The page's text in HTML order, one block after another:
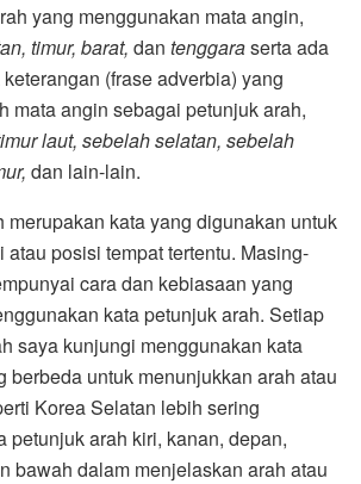
yang menggunakan mata angin,
timur, barat, dan tenggaraserta ada
(frase adverbia) yang
mata angin sebagai petunjuk arah,
laut, sebelah selatan, sebelah
dan lain-lain.
merupakan kata yang digunakan untuk
posisi tempat tertentu. Masing-
cara dan kebiasaan yang
kata petunjuk arah. Setiap
saya kunjungi menggunakan kata
berbeda untuk menunjukkan arah atau
Korea Selatan lebih sering
petunjuk arah kiri, kanan, depan,
bawah dalam menjelaskan arah atau